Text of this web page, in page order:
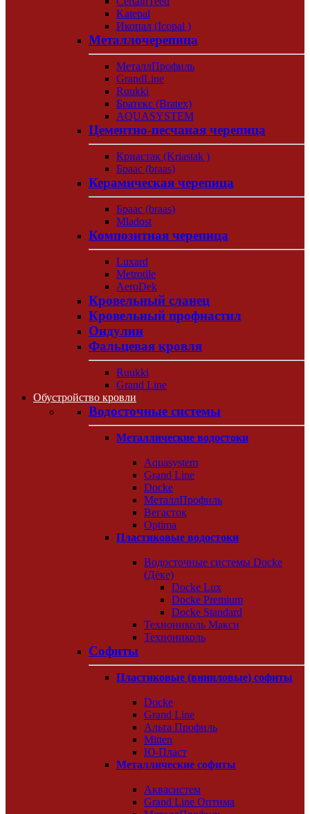
Katepal
Икопал (Icopal )
Металлочерепица
МеталлПрофиль
GrandLine
Ruukki
Братекс (Bratex)
AQUASYSTEM
Цементно-песчаная черепица
Криастак (Kriastak )
Браас (braas)
Керамическая черепица
Браас (braas)
Mladost
Композитная черепица
Luxard
Metrotile
AeroDek
Кровельный сланец
Кровельный профнастил
Ондулин
Фальцевая кровля
Ruukki
Grand Line
Обустройство кровли
Водосточные системы
Металлические водостоки
Aquasystem
Grand Line
Docke
МеталлПрофиль
Вегасток
Optima
Пластиковые водостоки
Водосточные системы Docke
(Дёке)
Docke Lux
Docke Premium
Docke Standard
Технониколь Макси
Технониколь
Софиты
Пластиковые (виниловые) софиты
Docke
Grand Line
Альта Профиль
Mitten
Ю-Пласт
Металлические софиты
Аквасистем
Grand Line Оптима